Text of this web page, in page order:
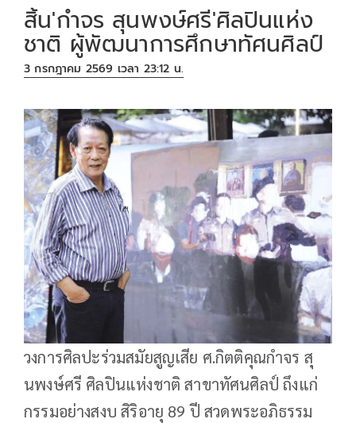
สิ้น'กำจร สุนพงษ์ศรี'ศิลปินแห่ง
ชาติ ผู้พัฒนาการศึกษาทัศนศิลป์
3 กรกฎาคม 2569 เวลา 23:12 น.
วงการศิลปะร่วมสมัยสูญเสีย ศ.กิตติคุณกำจร สุ
นพงษ์ศรี ศิลปินแห่งชาติ สาขาทัศนศิลป์ ถึงแก่
กรรมอย่างสงบ สิริอายุ 89 ปี สวดพระอภิธรรม